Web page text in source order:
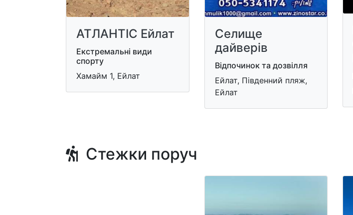
АТЛАНТІС Ейлат
Екстремальні види
спорту
Хамайм 1, Ейлат
Селище
дайверів
Відпочинок та дозвілля
Ейлат, Південний пляж,
Ейлат
Стежки поруч